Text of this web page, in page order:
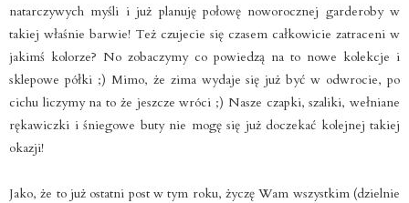
natarczywych myśli i już planuję połowę noworocznej garderoby w
takiej właśnie barwie! Też czujecie się czasem całkowicie zatraceni w
jakimś kolorze? No zobaczymy co powiedzą na to nowe kolekcje i
sklepowe półki ;) Mimo, że zima wydaje się już być w odwrocie, po
cichu liczymy na to że jeszcze wróci ;) Nasze czapki, szaliki, wełniane
rękawiczki i śniegowe buty nie mogę się już doczekać kolejnej takiej
okazji!
Jako, że to już ostatni post w tym roku, życzę Wam wszystkim (dzielnie